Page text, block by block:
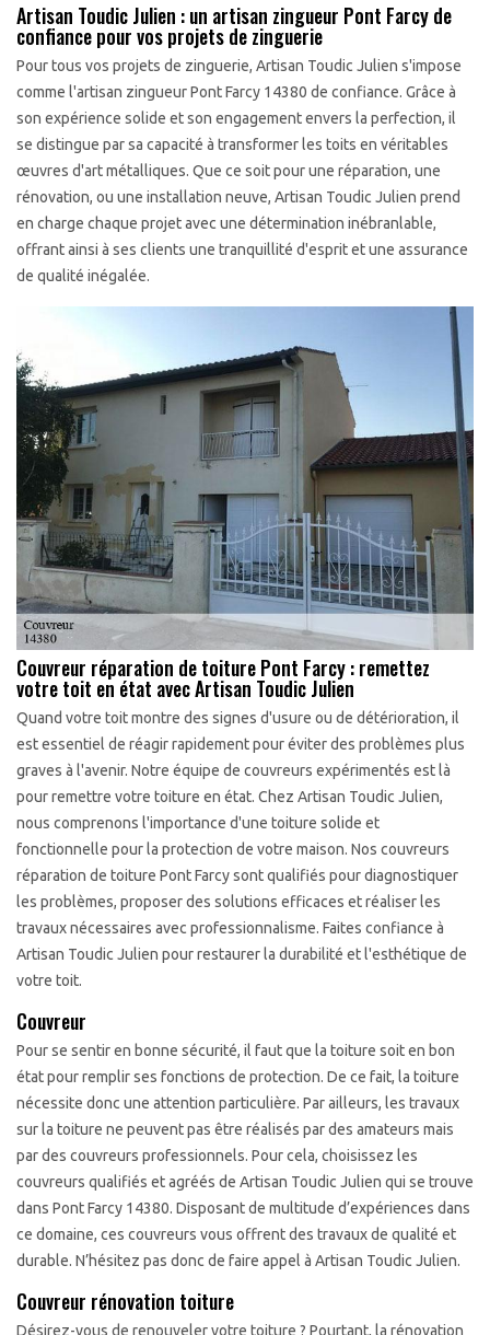
Artisan Toudic Julien : un artisan zingueur Pont Farcy de
confiance pour vos projets de zinguerie
Pour tous vos projets de zinguerie, Artisan Toudic Julien s'impose
comme l'artisan zingueur Pont Farcy 14380 de confiance. Grâce à
son expérience solide et son engagement envers la perfection, il
se distingue par sa capacité à transformer les toits en véritables
œuvres d'art métalliques. Que ce soit pour une réparation, une
rénovation, ou une installation neuve, Artisan Toudic Julien prend
en charge chaque projet avec une détermination inébranlable,
offrant ainsi à ses clients une tranquillité d'esprit et une assurance
de qualité inégalée.
Couvreur réparation de toiture Pont Farcy : remettez
votre toit en état avec Artisan Toudic Julien
Quand votre toit montre des signes d'usure ou de détérioration, il
est essentiel de réagir rapidement pour éviter des problèmes plus
graves à l'avenir. Notre équipe de couvreurs expérimentés est là
pour remettre votre toiture en état. Chez Artisan Toudic Julien,
nous comprenons l'importance d'une toiture solide et
fonctionnelle pour la protection de votre maison. Nos couvreurs
réparation de toiture Pont Farcy sont qualifiés pour diagnostiquer
les problèmes, proposer des solutions efficaces et réaliser les
travaux nécessaires avec professionnalisme. Faites confiance à
Artisan Toudic Julien pour restaurer la durabilité et l'esthétique de
votre toit.
Couvreur
Pour se sentir en bonne sécurité, il faut que la toiture soit en bon
état pour remplir ses fonctions de protection. De ce fait, la toiture
nécessite donc une attention particulière. Par ailleurs, les travaux
sur la toiture ne peuvent pas être réalisés par des amateurs mais
par des couvreurs professionnels. Pour cela, choisissez les
couvreurs qualifiés et agréés de Artisan Toudic Julien qui se trouve
dans Pont Farcy 14380. Disposant de multitude d’expériences dans
ce domaine, ces couvreurs vous offrent des travaux de qualité et
durable. N’hésitez pas donc de faire appel à Artisan Toudic Julien.
Couvreur rénovation toiture
Désirez-vous de renouveler votre toiture ? Pourtant, la rénovation